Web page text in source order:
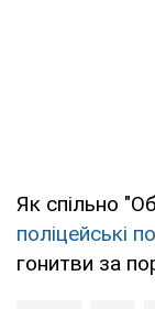
Як спільно
поліцейські
гонитви за